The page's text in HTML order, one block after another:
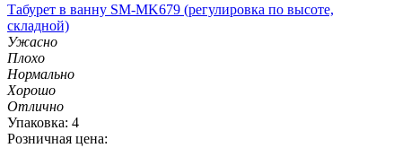
Табурет в ванну SM-MK679 (регулировка по высоте,
складной)
Ужасно
Плохо
Нормально
Хорошо
Отлично
Упаковка: 4
Розничная цена: